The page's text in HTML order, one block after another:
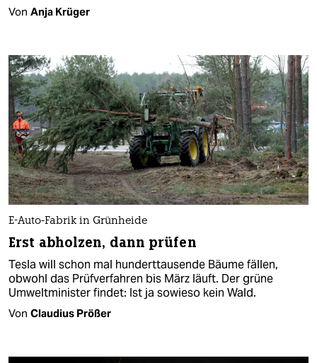
Von Anja Krüger
E-Auto-Fabrik in Grünheide
Erst abholzen, dann prüfen
Tesla will schon mal hunderttausende Bäume fällen,
obwohl das Prüfverfahren bis März läuft. Der grüne
Umweltminister findet: Ist ja sowieso kein Wald.
Von Claudius Prößer